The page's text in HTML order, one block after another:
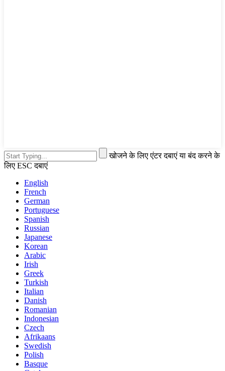
खोजने के लिए एंटर दबाएं या बंद करने के
लिए ESC दबाएं
English
French
German
Portuguese
Spanish
Russian
Japanese
Korean
Arabic
Irish
Greek
Turkish
Italian
Danish
Romanian
Indonesian
Czech
Afrikaans
Swedish
Polish
Basque